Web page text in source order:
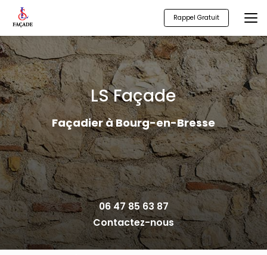
contenu
principal
Rappel Gratuit
LS Façade
Façadier à Bourg-en-Bresse
06 47 85 63 87
Contactez-nous